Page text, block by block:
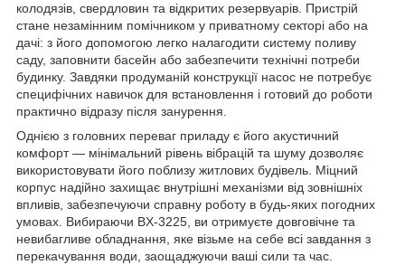
колодязів, свердловин та відкритих резервуарів. Пристрій
стане незамінним помічником у приватному секторі або на
дачі: з його допомогою легко налагодити систему поливу
саду, заповнити басейн або забезпечити технічні потреби
будинку. Завдяки продуманій конструкції насос не потребує
специфічних навичок для встановлення і готовий до роботи
практично відразу після занурення.
Однією з головних переваг приладу є його акустичний
комфорт — мінімальний рівень вібрацій та шуму дозволяє
використовувати його поблизу житлових будівель. Міцний
корпус надійно захищає внутрішні механізми від зовнішніх
впливів, забезпечуючи справну роботу в будь-яких погодних
умовах. Вибираючи BX-3225, ви отримуєте довговічне та
невибагливе обладнання, яке візьме на себе всі завдання з
перекачування води, заощаджуючи ваші сили та час.